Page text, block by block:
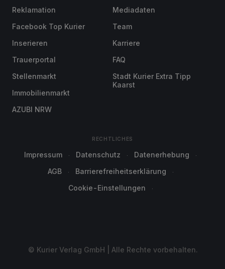
Reklamation
Facebook Top Kurier
Inserieren
Trauerportal
Stellenmarkt
Immobilienmarkt
AZUBI NRW
Mediadaten
Team
Karriere
FAQ
Stadt Kurier Extra Tipp
Kaarst
RECHTLICHES
Impressum Datenschutz
Datenerhebung
AGB
Barrierefreiheitserklärung
Cookie-Einstellungen
© Kurier Verlag GmbH | Alle Rechte vorbehalten.